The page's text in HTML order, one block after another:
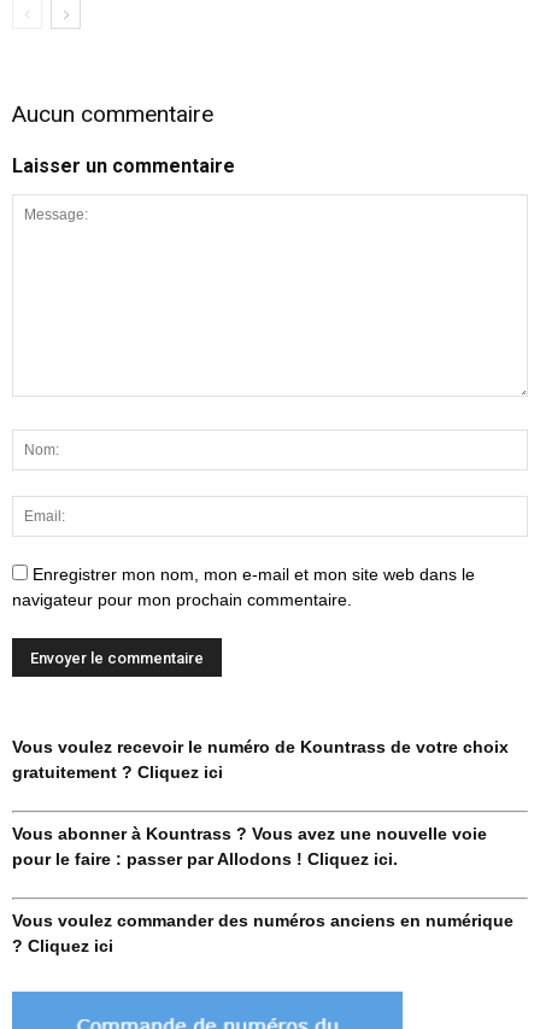
Aucun commentaire
Laisser un commentaire
Enregistrer mon nom, mon e-mail et mon site web dans le
navigateur pour mon prochain commentaire.
Vous voulez recevoir le numéro de Kountrass de votre choix
gratuitement ? Cliquez ici
Vous abonner à Kountrass ? Vous avez une nouvelle voie
pour le faire : passer par Allodons ! Cliquez ici.
Vous voulez commander des numéros anciens en numérique
? Cliquez ici